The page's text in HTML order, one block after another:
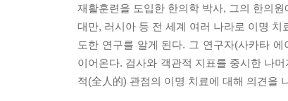
재활훈련을 도입한 한의학 박사, 그의 한의
대만, 러시아 등 전 세계 여러 나라로 이명
도한 연구를 알게 된다. 그 연구자(사카타
이어온다. 검사와 객관적 지표를 중시한 나
적(全人的) 관점의 이명 치료에 대해 의견을